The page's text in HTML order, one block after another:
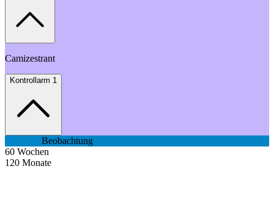
Camizestrant
Kontrollarm 1
Beobachtung
60 Wochen
120 Monate